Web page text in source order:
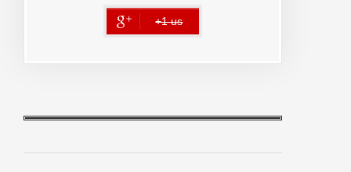
+1 us
error